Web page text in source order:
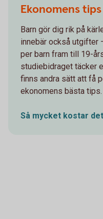
Ekonomens
Barn gör dig rik på
innebär också utgifter
per barn fram till 19-
studiebidraget täcker
finns andra sätt att få
ekonomens bästa tips.
Så mycket kostar